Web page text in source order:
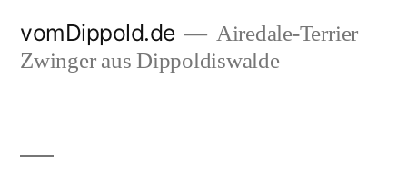
Inhalt
vomDippold.de
Airedale-Terrier
Zwinger aus Dippoldiswalde